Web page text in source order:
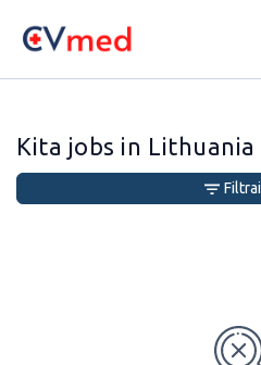
Kita jobs in Lithuania
Filtrai